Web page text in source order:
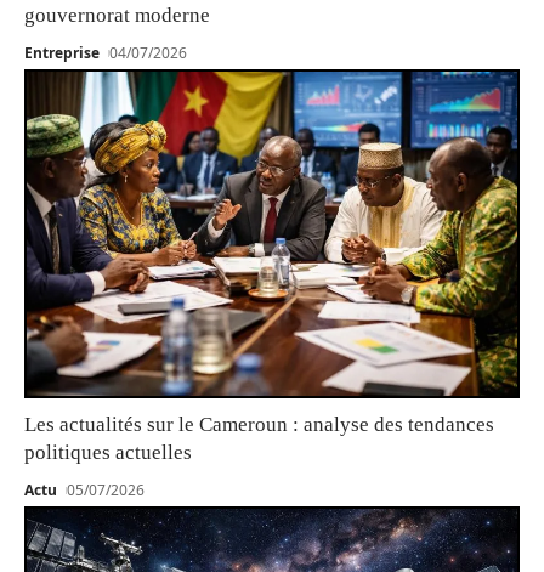
gouvernorat moderne
Entreprise 04/07/2026
Les actualités sur le Cameroun : analyse des tendances
politiques actuelles
Actu 05/07/2026